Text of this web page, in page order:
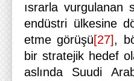
ısrarla vurgulanan
endüstri ülkesine
etme görüşü[27],
bir stratejik hedef
aslında Suudi